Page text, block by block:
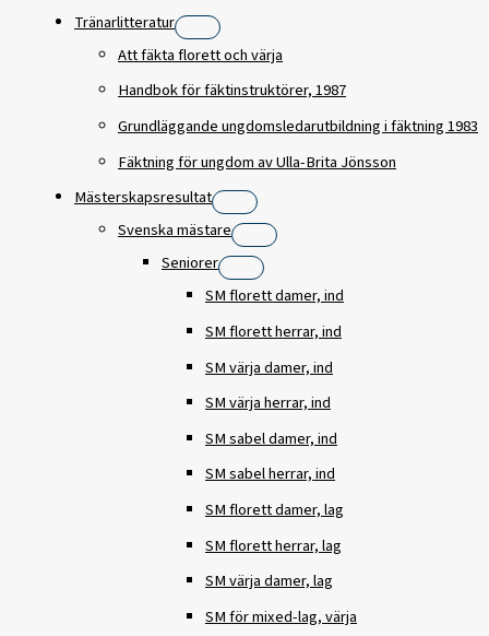
Tränarlitteratur
Att fäkta florett och värja
Handbok för fäktinstruktörer, 1987
Grundläggande ungdomsledarutbildning i fäktning 1983
Fäktning för ungdom av Ulla-Brita Jönsson
Mästerskapsresultat
Svenska mästare
Seniorer
SM florett damer, ind
SM florett herrar, ind
SM värja damer, ind
SM värja herrar, ind
SM sabel damer, ind
SM sabel herrar, ind
SM florett damer, lag
SM florett herrar, lag
SM värja damer, lag
SM för mixed-lag, värja